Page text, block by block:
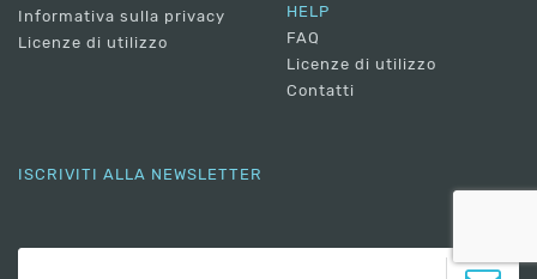
Informativa sulla privacy
Licenze di utilizzo
HELP
FAQ
Licenze di utilizzo
Contatti
ISCRIVITI ALLA NEWSLETTER